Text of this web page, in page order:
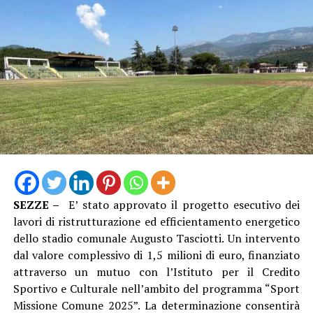
“Vestire la maglia azzurra e conquistare il pass per un
Campionato Europeo è un sogno che diventa realtà, un
coronamento incredibile per il lavoro svolto ogni
singolo giorno in palestra dal nostro staff e dalla nostra
atleta – dichiara il Presidente Ing. Riccardo Palumbo –
In un periodo in cui la cronaca locale ci riserva spesso
SEZZE –
E’ stato approvato il progetto esecutivo dei
lavori di ristrutturazione ed efficientamento energetico
dello stadio comunale Augusto Tasciotti. Un intervento
dal valore complessivo di 1,5 milioni di euro, finanziato
attraverso un mutuo con l’Istituto per il Credito
Sportivo e Culturale nell’ambito del programma “Sport
Missione Comune 2025”. La determinazione consentirà